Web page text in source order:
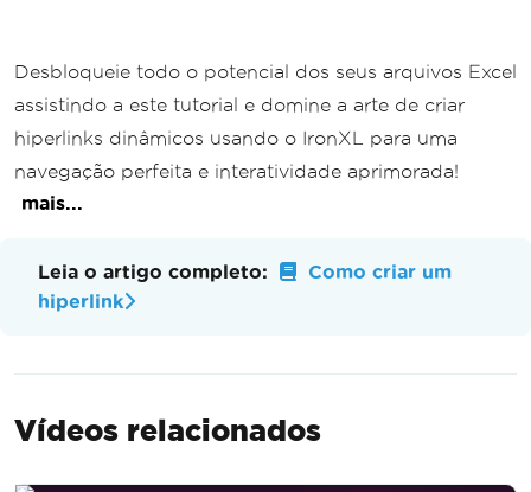
Desbloqueie todo o potencial dos seus arquivos Excel
assistindo a este tutorial e domine a arte de criar
hiperlinks dinâmicos usando o IronXL para uma
navegação perfeita e interatividade aprimorada!
mais...
Leia o artigo completo:
Como criar um
hiperlink
Vídeos relacionados